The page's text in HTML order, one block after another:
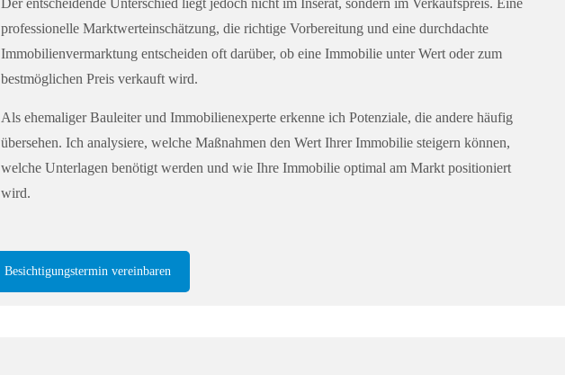
Der entscheidende Unterschied liegt jedoch nicht im Inserat, sondern im Verkaufspreis. Eine
professionelle Marktwerteinschätzung, die richtige Vorbereitung und eine durchdachte
Immobilienvermarktung entscheiden oft darüber, ob eine Immobilie unter Wert oder zum
bestmöglichen Preis verkauft wird.
Als ehemaliger Bauleiter und Immobilienexperte erkenne ich Potenziale, die andere häufig
übersehen. Ich analysiere, welche Maßnahmen den Wert Ihrer Immobilie steigern können,
welche Unterlagen benötigt werden und wie Ihre Immobilie optimal am Markt positioniert
wird.
Besichtigungstermin vereinbaren